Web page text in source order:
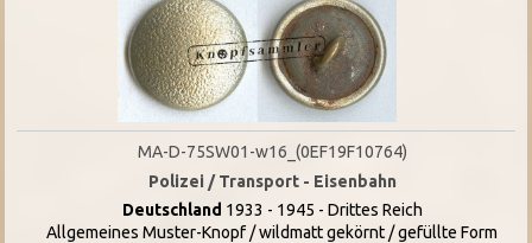
MA-D-75SW01-w16_(0EF19F10764)
Polizei / Transport - Eisenbahn
Deutschland 1933 - 1945 - Drittes Reich
Allgemeines Muster-Knopf / wildmatt gekörnt / gefüllte Form